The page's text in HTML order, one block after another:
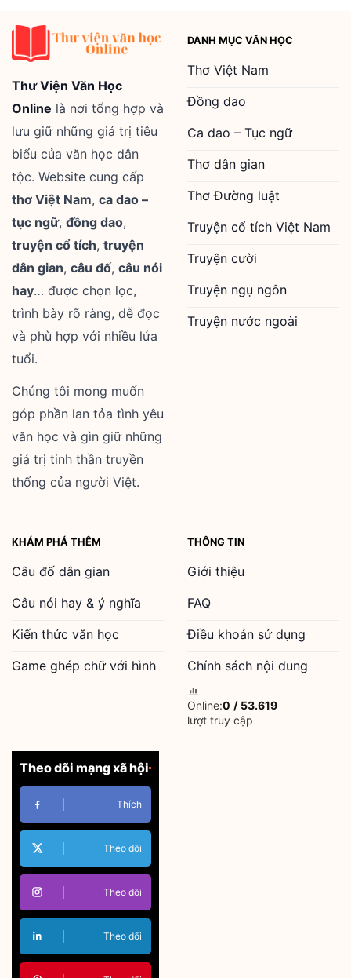
Thư Viện Văn Học
Online là nơi tổng hợp và
lưu giữ những giá trị tiêu
biểu của văn học dân
tộc. Website cung cấp
thơ Việt Nam, ca dao –
tục ngữ, đồng dao,
truyện cổ tích, truyện
dân gian, câu đố, câu nói
hay… được chọn lọc,
trình bày rõ ràng, dễ đọc
và phù hợp với nhiều lứa
tuổi.
Chúng tôi mong muốn
góp phần lan tỏa tình yêu
văn học và gìn giữ những
giá trị tinh thần truyền
thống của người Việt.
DANH MỤC VĂN HỌC
Thơ Việt Nam
Đồng dao
Ca dao – Tục ngữ
Thơ dân gian
Thơ Đường luật
Truyện cổ tích Việt Nam
Truyện cười
Truyện ngụ ngôn
Truyện nước ngoài
KHÁM PHÁ THÊM
Câu đố dân gian
Câu nói hay & ý nghĩa
Kiến thức văn học
Game ghép chữ với hình
THÔNG TIN
Giới thiệu
FAQ
Điều khoản sử dụng
Chính sách nội dung
Online:0 / 53.619
lượt truy cập
Theo dõi mạng xã hội
Thích
Theo dõi
Theo dõi
Theo dõi